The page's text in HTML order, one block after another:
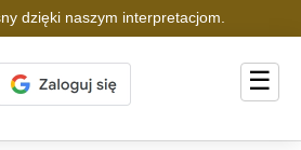
dzięki naszym interpretacjom.
☰